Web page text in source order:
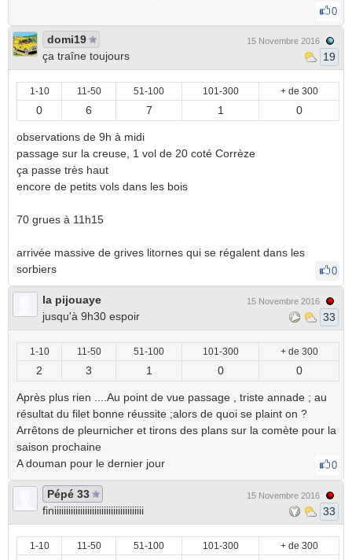
0
domi19
ça traîne toujours
15 Novembre 2016
19
1-10 11-50 51-100 101-300 + de 300
0 6 7 1 0
observations de 9h à midi
passage sur la creuse, 1 vol de 20 coté Corrèze
ça passe très haut
encore de petits vols dans les bois
70 grues à 11h15
arrivée massive de grives litornes qui se régalent dans les
sorbiers
0
la pijouaye
jusqu'à 9h30 espoir
15 Novembre 2016
33
1-10 11-50 51-100 101-300 + de 300
2 3 1 0 0
Après plus rien ....Au point de vue passage , triste annade ; au
résultat du filet bonne réussite ;alors de quoi se plaint on ?
Arrêtons de pleurnicher et tirons des plans sur la comète pour la
saison prochaine
A douman pour le dernier jour
0
Pépé 33
finiiiiiiiiiiiiiiiiiiiiiiiiiiiiiiiiiiiiii
15 Novembre 2016
33
1-10 11-50 51-100 101-300 + de 300